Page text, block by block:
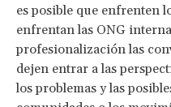
es posible que enfrenten
enfrentan las ONG
profesionalización las
dejen entrar a las
los problemas y las